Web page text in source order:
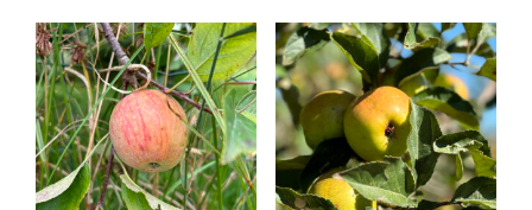
a
plusieurs
variations.
Les
options
peuvent
a
plusieurs
variations.
Les
options